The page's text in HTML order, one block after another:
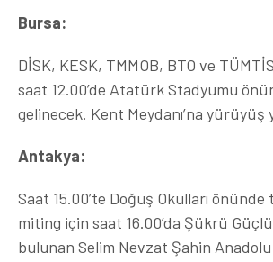
Bursa:
DİSK, KESK, TMMOB, BTO ve
saat 12.00’de Atatürk Stadyumu
gelinecek. Kent Meydanı’na yürüyüş
Antakya:
Saat 15.00’te Doğuş Okulları
miting için saat 16.00’da Şükrü Güçlü
bulunan Selim Nevzat Şahin